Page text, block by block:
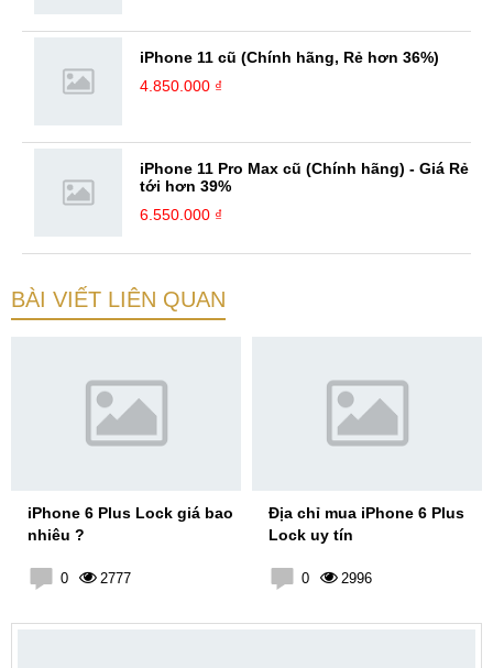
iPhone 11 cũ (Chính hãng, Rẻ hơn 36%)
4.850.000 ₫
iPhone 11 Pro Max cũ (Chính hãng) - Giá Rẻ
tới hơn 39%
6.550.000 ₫
BÀI VIẾT LIÊN QUAN
iPhone 6 Plus Lock giá bao
nhiêu ?
0 2777
Địa chỉ mua iPhone 6 Plus
Lock uy tín
0 2996